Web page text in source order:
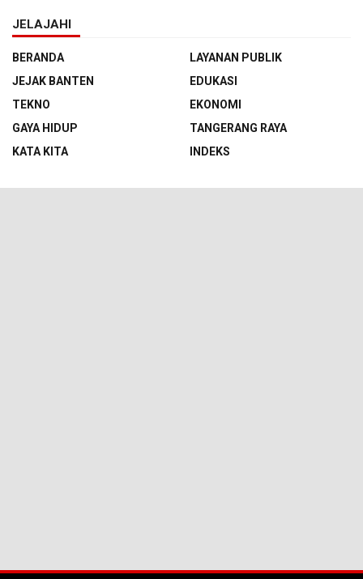
JELAJAHI
BERANDA
LAYANAN PUBLIK
JEJAK BANTEN
EDUKASI
TEKNO
EKONOMI
GAYA HIDUP
TANGERANG RAYA
KATA KITA
INDEKS